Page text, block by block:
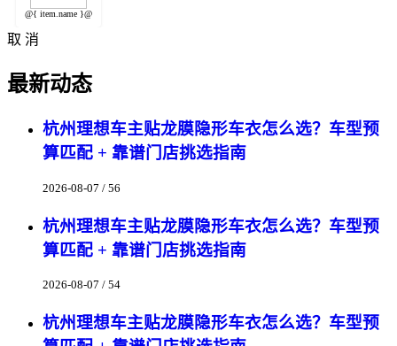
@{ item.name }@
取 消
最新动态
杭州理想车主贴龙膜隐形车衣怎么选？车型预
算匹配 + 靠谱门店挑选指南
2026-08-07 / 56
杭州理想车主贴龙膜隐形车衣怎么选？车型预
算匹配 + 靠谱门店挑选指南
2026-08-07 / 54
杭州理想车主贴龙膜隐形车衣怎么选？车型预